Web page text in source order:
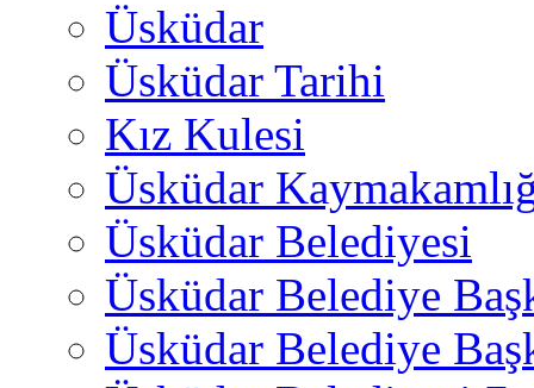
Üsküdar
Üsküdar Tarihi
Kız Kulesi
Üsküdar
Üsküdar Belediyesi
Üsküdar Belediye
Üsküdar Belediye